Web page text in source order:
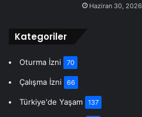
Haziran 30, 2026
Kategoriler
Oturma İzni 70
Çalışma İzni 66
Türkiye'de Yaşam 137